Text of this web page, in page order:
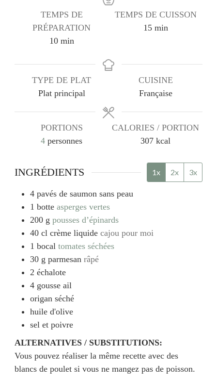
TEMPS DE
PRÉPARATION
10minutes
min
TEMPS DE CUISSON
15minutes
min
TYPE DE PLAT
Plat principal
CUISINE
Française
PORTIONS
4 personnes
CALORIES / PORTION
307 kcal
INGRÉDIENTS 1x 2x 3x
4 pavés de saumon sans peau
1 botte asperges vertes
200 g pousses d’épinards
40 cl crème liquide cajou pour moi
1 bocal tomates séchées
30 g parmesan râpé
2 échalote
4 gousse ail
origan séché
huile d'olive
sel et poivre
ALTERNATIVES / SUBSTITUTIONS:
Vous pouvez réaliser la même recette avec des
blancs de poulet si vous ne mangez pas de poisson.